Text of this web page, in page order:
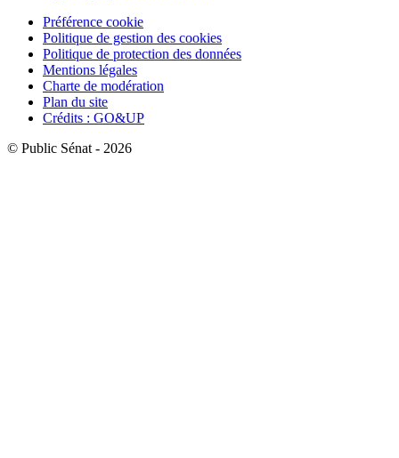
Préférence cookie
Politique de gestion des cookies
Politique de protection des données
Mentions légales
Charte de modération
Plan du site
Crédits : GO&UP
© Public Sénat - 2026